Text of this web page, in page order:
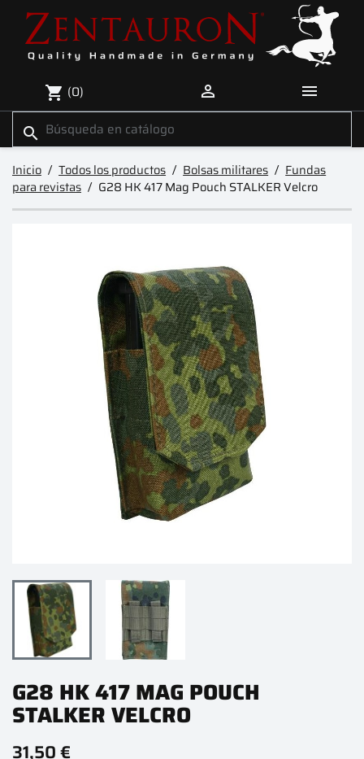
shopping_cart (0)  
search
Inicio Todos los productos Bolsas militares
Fundas
para revistas
G28 HK 417 Mag Pouch STALKER Velcro
G28 HK 417 MAG POUCH
STALKER VELCRO
31,50 €